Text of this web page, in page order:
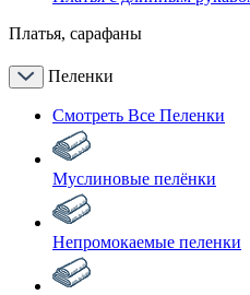
Платья, сарафаны
Пеленки
Смотреть Все Пеленки
Муслиновые пелёнки
Непромокаемые пеленки